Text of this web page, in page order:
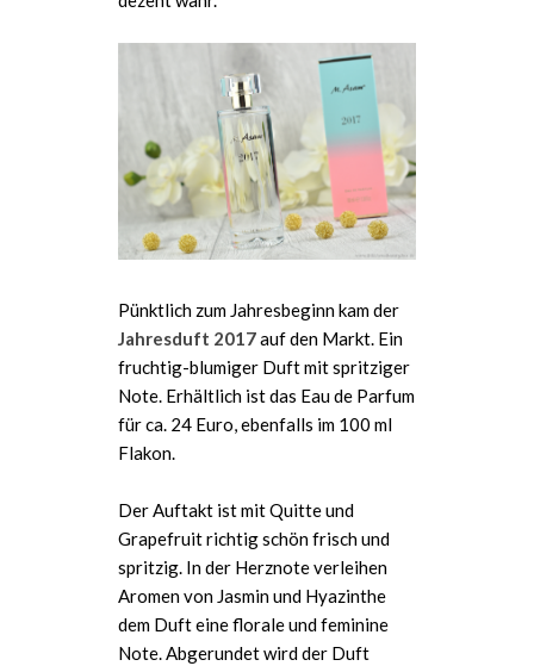
Pünktlich zum Jahresbeginn kam der
Jahresduft 2017auf den Markt. Ein
fruchtig-blumiger Duft mit spritziger
Note. Erhältlich ist das Eau de Parfum
für ca. 24 Euro, ebenfalls im 100 ml
Flakon.
Der Auftakt ist mit Quitte und
Grapefruit richtig schön frisch und
spritzig. In der Herznote verleihen
Aromen von Jasmin und Hyazinthe
dem Duft eine florale und feminine
Note. Abgerundet wird der Duft